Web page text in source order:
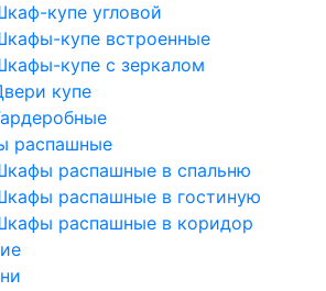
купе угловой
купе встроенные
купе с зеркалом
купе
распашные
распашные в спальню
распашные в гостиную
распашные в коридор